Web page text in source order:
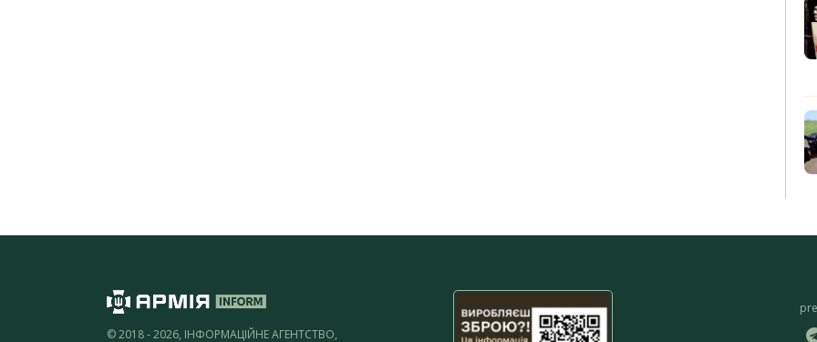
© 2018 - 2026, ІНФОРМАЦІЙНЕ АГЕНТСТВО,